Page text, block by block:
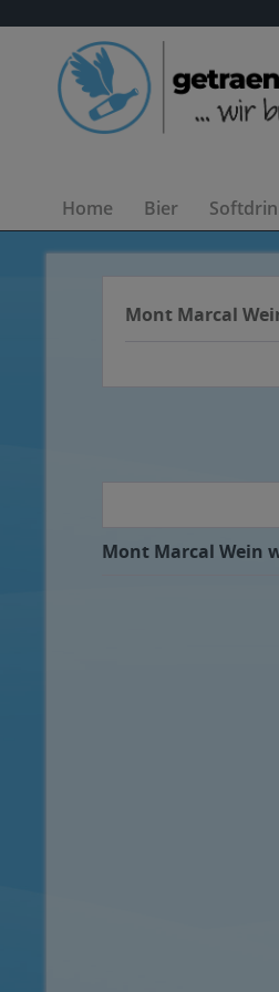
Home Bier
Mont Marcal
Mont Marcal Wein